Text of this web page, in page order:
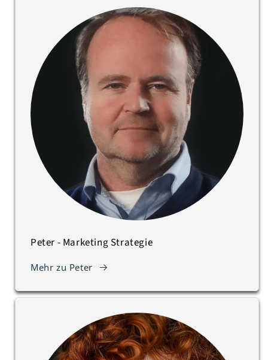
Peter - Marketing Strategie
Mehr zu Peter